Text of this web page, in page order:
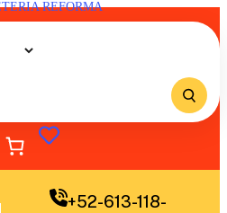
+52-613-118-